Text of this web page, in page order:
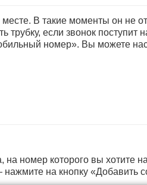
В такие моменты он не
трубку, если звонок поступит
номер». Вы можете
на номер которого вы хотите
на кнопку «Добавить